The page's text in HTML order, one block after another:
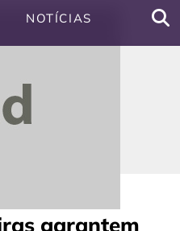
NOTÍCIAS
garantem